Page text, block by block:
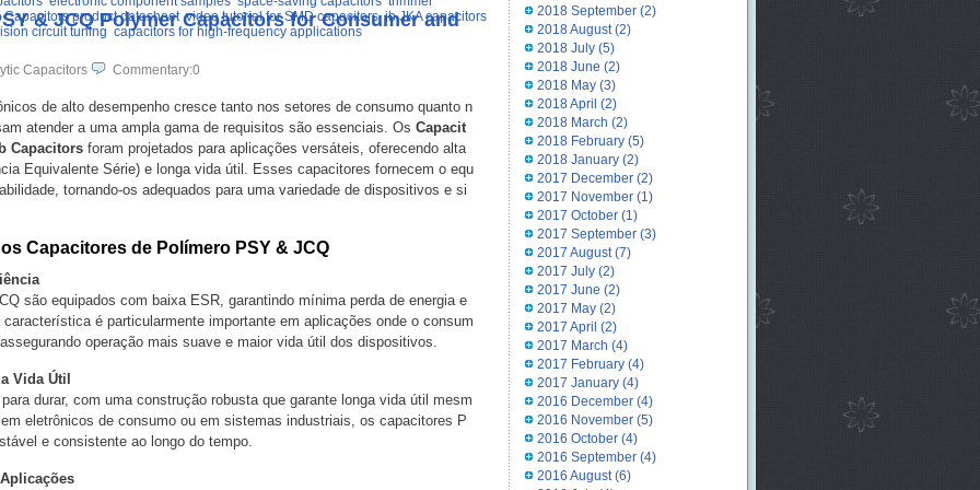
Capacitors product datasheet video tutorial for SMD capacitors jb JKA capacitors
circuit tuning capacitors for high-frequency applications
& JCQ Polymer Capacitors for Consumer and
Capacitors Commentary:0
de alto desempenho cresce tanto nos setores de consumo quanto n
atender a uma ampla gama de requisitos são essenciais. Os Capacit
Capacitorsforam projetados para aplicações versáteis, oferecendo alta
Equivalente Série) e longa vida útil. Esses capacitores fornecem o equ
tornando-os adequados para uma variedade de dispositivos e si
Capacitores de Polímero PSY & JCQ
são equipados com baixa ESR, garantindo mínima perda de energia e
é particularmente importante em aplicações onde o consum
operação mais suave e maior vida útil dos dispositivos.
Útil
durar, com uma construção robusta que garante longa vida útil mesm
eletrônicos de consumo ou em sistemas industriais, os capacitores P
e consistente ao longo do tempo.
2018 September(2)
2018 August(2)
2018 July(5)
2018 June (2)
2018 May(3)
2018 April (2)
2018 March (2)
2018 February(5)
2018 January(2)
2017 December(2)
2017 November(1)
2017 October(1)
2017 September(3)
2017 August(7)
2017 July(2)
2017 June (2)
2017 May(2)
2017 April (2)
2017 March (4)
2017 February(4)
2017 January(4)
2016 December(4)
2016 November(5)
2016 October(4)
2016 September(4)
2016 August(6)